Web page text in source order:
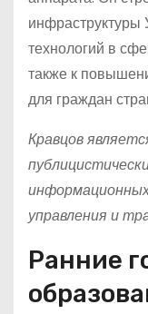
технологий в
также к
для граждан
Кравцов
управления и
Ранние